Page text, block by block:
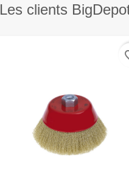
Les clients